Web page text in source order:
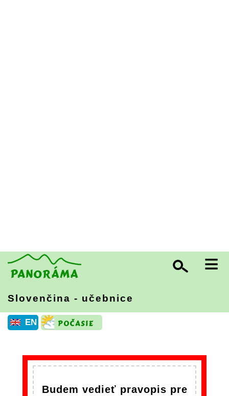
≡
Slovenčina - učebnice
EN
Budem vedieť pravopis pre